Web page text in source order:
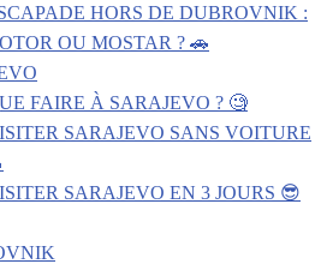
HORS DE DUBROVNIK :
OU MOSTAR ? 🚗
FAIRE À SARAJEVO ? 🧐
SARAJEVO SANS VOITURE
SARAJEVO EN 3 JOURS 😎